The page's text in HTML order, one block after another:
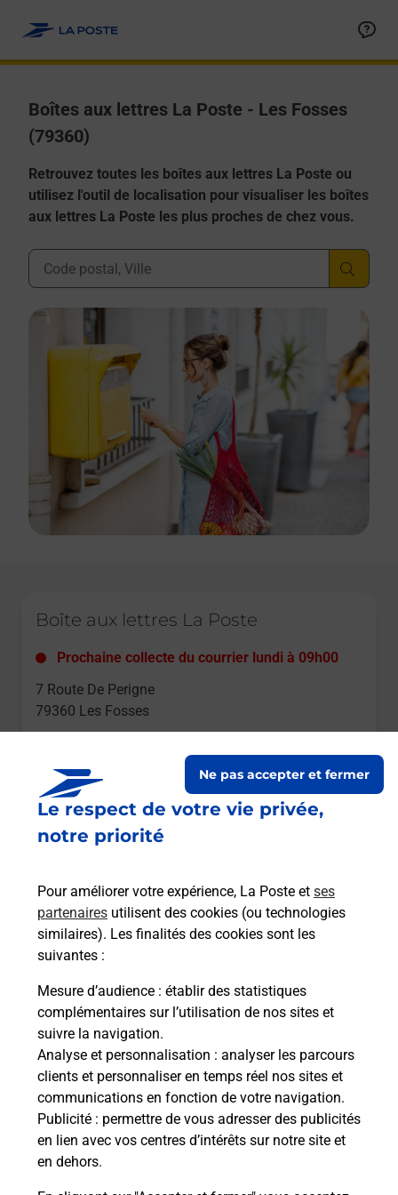
Le respect de votre vie privée,
notre priorité
Pour améliorer votre expérience, La Poste et ses
partenaires utilisent des cookies (ou technologies
similaires). Les finalités des cookies sont les
suivantes :
Mesure d’audience : établir des statistiques
complémentaires sur l’utilisation de nos sites et
suivre la navigation.
Analyse et personnalisation : analyser les parcours
clients et personnaliser en temps réel nos sites et
communications en fonction de votre navigation.
Publicité : permettre de vous adresser des publicités
en lien avec vos centres d’intérêts sur notre site et
en dehors.
Ne pas accepter et fermer
Boîtes aux lettres La Poste - Les Fosses
(79360)
Retrouvez toutes les boîtes aux lettres La Poste ou
utilisez l'outil de localisation pour visualiser les boîtes
aux lettres La Poste les plus proches de chez vous.
Ville, Département, Code Postal
Boîte aux lettres La Poste
Prochaine collecte du courrier lundi à 09h00
7 Route De Perigne
79360 Les Fosses
Boîte aux lettres La Poste
2 Rue De La Place
79360 Les Fosses
Le lien s'ouvre dans un nouvel onglet
Boîte aux lettres La Poste
Prochaine collecte du courrierlundià 09h00
6 Route De Saint Romans Des Champs
79360 Les Fosses
Le lien s'ouvre dans un nouvel onglet